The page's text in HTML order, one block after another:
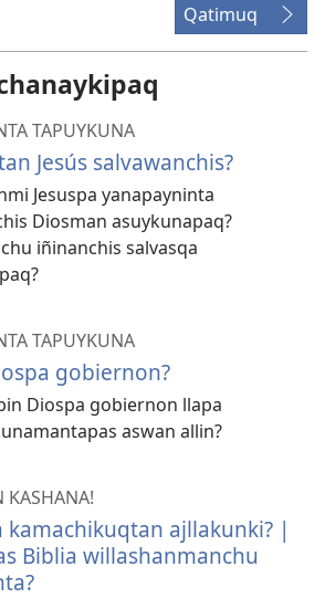
Qatimuq
TAPUYKUNA
Jesús salvawanchis?
Jesuspa yanapayninta
Diosman asuykunapaq?
iñinanchis salvasqa
TAPUYKUNA
gobiernon?
Diospa gobiernon llapa
aswan allin?
KASHANA!
kamachikuqtan ajllakunki? |
Biblia willashanmanchu